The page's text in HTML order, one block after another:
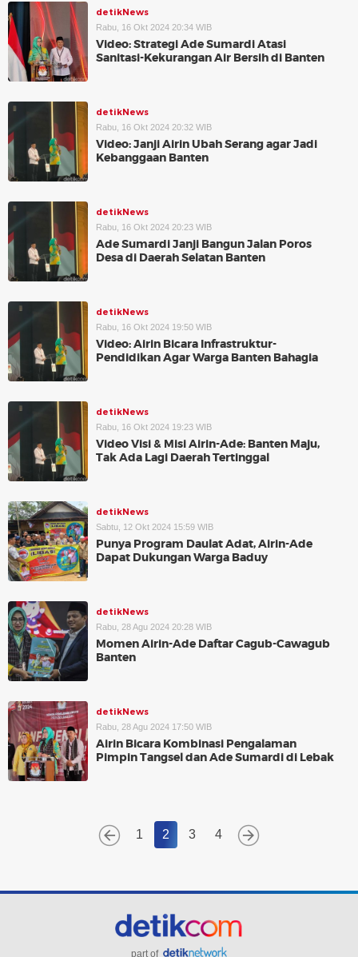
detikNews
Rabu, 16 Okt 2024 20:34 WIB
Video: Strategi Ade Sumardi Atasi
Sanitasi-Kekurangan Air Bersih di Banten
detikNews
Rabu, 16 Okt 2024 20:32 WIB
Video: Janji Airin Ubah Serang agar Jadi
Kebanggaan Banten
detikNews
Rabu, 16 Okt 2024 20:23 WIB
Ade Sumardi Janji Bangun Jalan Poros
Desa di Daerah Selatan Banten
detikNews
Rabu, 16 Okt 2024 19:50 WIB
Video: Airin Bicara Infrastruktur-
Pendidikan Agar Warga Banten Bahagia
detikNews
Rabu, 16 Okt 2024 19:23 WIB
Video Visi & Misi Airin-Ade: Banten Maju,
Tak Ada Lagi Daerah Tertinggal
detikNews
Sabtu, 12 Okt 2024 15:59 WIB
Punya Program Daulat Adat, Airin-Ade
Dapat Dukungan Warga Baduy
detikNews
Rabu, 28 Agu 2024 20:28 WIB
Momen Airin-Ade Daftar Cagub-Cawagub
Banten
detikNews
Rabu, 28 Agu 2024 17:50 WIB
Airin Bicara Kombinasi Pengalaman
Pimpin Tangsel dan Ade Sumardi di Lebak
1 2 3 4
part of